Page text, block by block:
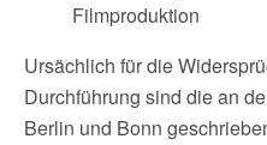
Filmproduktion
Ursächlich für die
Durchführung sind die an
Berlin und Bonn